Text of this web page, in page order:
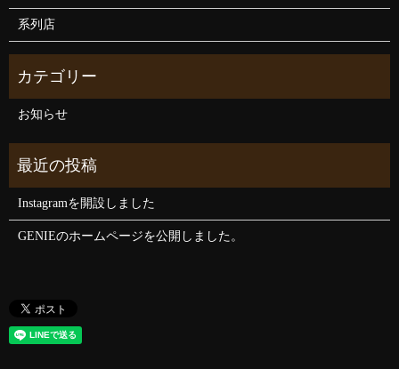
系列店
お知らせ
Instagramを開設しました
GENIEのホームページを公開しました。